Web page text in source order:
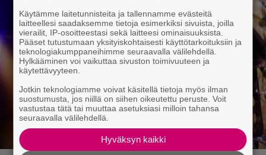
Käytämme laitetunnisteita ja tallennamme evästeitä
laitteellesi saadaksemme tietoja esimerkiksi sivuista, joilla
vierailit, IP-osoitteestasi sekä laitteesi ominaisuuksista.
Pääset tutustumaan yksityiskohtaisesti käyttötarkoituksiin ja
teknologiakumppaneihimme seuraavalla välilehdellä.
Hylkääminen voi vaikuttaa sivuston toimivuuteen ja
käytettävyyteen.
Jotkin teknologiamme voivat käsitellä tietoja myös ilman
suostumusta, jos niillä on siihen oikeutettu peruste. Voit
vastustaa tätä tai muuttaa asetuksiasi milloin tahansa
seuraavalla välilehdellä.
Hyväksyn kaikki